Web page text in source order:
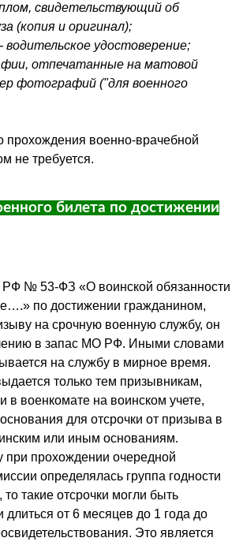
свидетельствующий об
(копия и оригинал);
водительское удостоверение;
отпечатанные на матовой
фотографий ("для военного
прохождения военно-врачебной
не требуется.
билета по достижении
РФ № 53-ФЗ «О воинской обязанности
по достижении гражданином,
на срочную военную службу, он
в запас МО РФ. Иными словами
на службу в мирное время.
только тем призывникам,
в военкомате на воинском учете,
для отсрочки от призыва в
или иным основаниям.
при прохождении очередной
определялась группа годности
такие отсрочки могли быть
длиться от 6 месяцев до 1 года до
Это является